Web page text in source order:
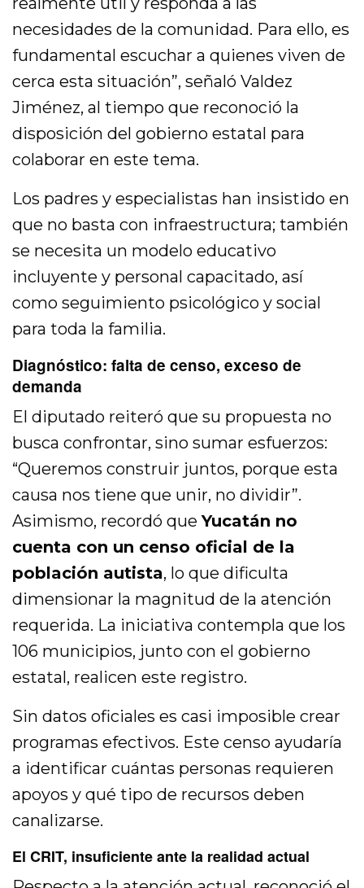
necesidades de la comunidad. Para ello, es
fundamental escuchar a quienes viven de
cerca esta situación”, señaló Valdez
Jiménez, al tiempo que reconoció la
disposición del gobierno estatal para
colaborar en este tema.
Los padres y especialistas han insistido en
que no basta con infraestructura; también
se necesita un modelo educativo
incluyente y personal capacitado, así
como seguimiento psicológico y social
para toda la familia.
Diagnóstico: falta de censo, exceso de
demanda
El diputado reiteró que su propuesta no
busca confrontar, sino sumar esfuerzos:
“Queremos construir juntos, porque esta
causa nos tiene que unir, no dividir”.
Asimismo, recordó queYucatán no
cuenta con un censo oficial de la
población autista, lo que dificulta
dimensionar la magnitud de la atención
requerida. La iniciativa contempla que los
106 municipios, junto con el gobierno
estatal, realicen este registro.
Sin datos oficiales es casi imposible crear
programas efectivos. Este censo ayudaría
a identificar cuántas personas requieren
apoyos y qué tipo de recursos deben
canalizarse.
El CRIT, insuficiente ante la realidad actual